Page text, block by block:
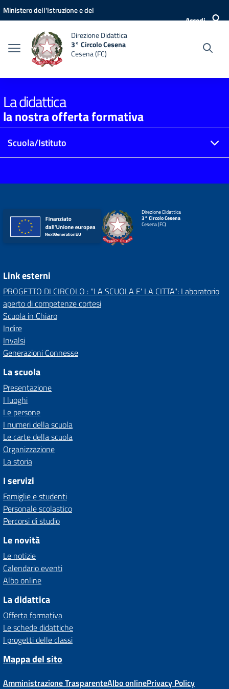
Vai ai contenuti
Vai al menu di navigazione
Vai al footer
Ministero dell'Istruzione e del
Accedi
Direzione Didattica
3° Circolo Cesena
Cesena (FC)
La didattica
la nostra offerta formativa
Scuola/Istituto
Direzione Didattica
3° Circolo Cesena
Cesena (FC)
Link esterni
PROGETTO DI CIRCOLO : ''LA SCUOLA E' LA CITTA'': Laboratorio
aperto di competenze cortesi
Scuola in Chiaro
Indire
Invalsi
Generazioni Connesse
La scuola
Presentazione
I luoghi
Le persone
I numeri della scuola
Le carte della scuola
Organizzazione
La storia
I servizi
Famiglie e studenti
Personale scolastico
Percorsi di studio
Le novità
Le notizie
Calendario eventi
Albo online
La didattica
Offerta formativa
Le schede didattiche
I progetti delle classi
Mappa del sito
Amministrazione TrasparenteAlbo onlinePrivacy Policy